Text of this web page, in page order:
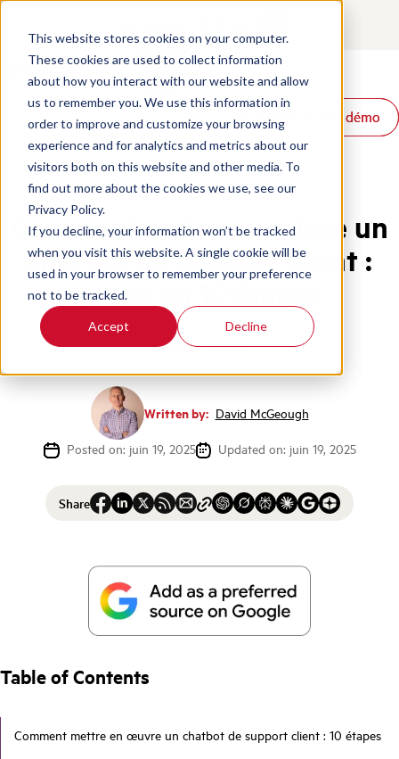
This website stores cookies on your computer.
These cookies are used to collect information
about how you interact with our website and allow
us to remember you. We use this information in
order to improve and customize your browsing
experience and for analytics and metrics about our
visitors both on this website and other media. To
find out more about the cookies we use, see our
Privacy Policy.
If you decline, your information won’t be tracked
when you visit this website. A single cookie will be
used in your browser to remember your preference
not to be tracked.
Accept Decline
Produits
Solutions
Ressources
Réserver une démo
Réserver une démo
Home / Fr / Blog / Customer Support Chatbot Guide
Comment mettre en place un
chatbot de support client :
guide en 10 étapes
Customer Service
Written by: David McGeough
Posted on: juin 19, 2025
Updated on: juin 19, 2025
Share
Table of Contents
Comment mettre en œuvre un chatbot de support client : 10 étapes